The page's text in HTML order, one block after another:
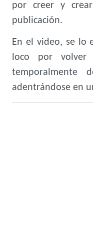
por creer y
publicación.
En el video, se lo
loco por volver
temporalmente
adentrándose en